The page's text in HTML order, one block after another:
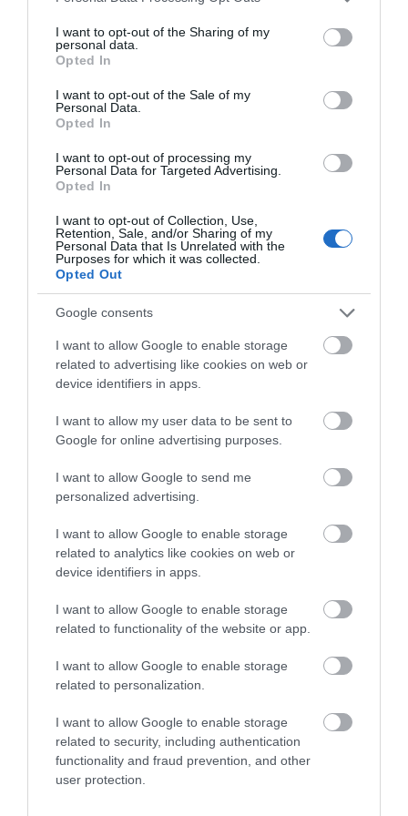
not limited to your visit or usage behaviour. You may click to
grant or deny consent to Google and its third-party tags to
use your data for below specified purposes in below Google
consent section.
I want to opt-out of the Sharing of my
personal data.
Opted In
I want to opt-out of the Sale of my
Personal Data.
Opted In
I want to opt-out of processing my
Personal Data for Targeted Advertising.
Opted In
I want to opt-out of Collection, Use,
Retention, Sale, and/or Sharing of my
Personal Data that Is Unrelated with the
Purposes for which it was collected.
Opted Out
Google consents
I want to allow Google to enable storage
related to advertising like cookies on web or
device identifiers in apps.
I want to allow my user data to be sent to
Google for online advertising purposes.
I want to allow Google to send me
personalized advertising.
I want to allow Google to enable storage
related to analytics like cookies on web or
device identifiers in apps.
I want to allow Google to enable storage
related to functionality of the website or app.
I want to allow Google to enable storage
related to personalization.
I want to allow Google to enable storage
related to security, including authentication
functionality and fraud prevention, and other
user protection.
Οδηγίες Χρήσης:
Εφαρμόστε πρωί – βράδυ όποτε θεωρείται απαραίτητο, κάνοντας
απαλό μασάζ στο πρόσωπο και το λαιμό.
Ενυδατικές Κρέμες Κρέμες Ημέρας - Νύχτας
ΤΟ BODYFACE ΣΟΥ
ΠΡΟΤΕΙΝΕΙ
Korres Yoghurt
Αντηλιακό Προσώπου
Vencil Hyper5 Serum 30ml